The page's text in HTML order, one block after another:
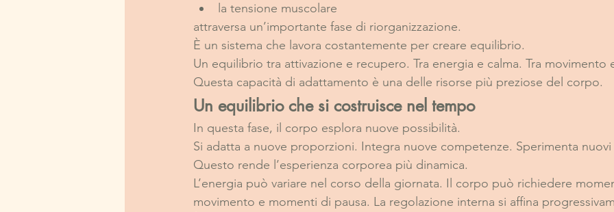
la tensione muscolare
attraversa un’importante fase di riorganizzazione.
È un sistema che lavora costantemente per creare equilibrio.
Un equilibrio tra attivazione e recupero. Tra energia e calma. Tra movimento
Questa capacità di adattamento è una delle risorse più preziose del corpo.
Un equilibrio che si costruisce nel tempo
In questa fase, il corpo esplora nuove possibilità.
Si adatta a nuove proporzioni. Integra nuove competenze. Sperimenta nuovi
Questo rende l’esperienza corporea più dinamica.
L’energia può variare nel corso della giornata. Il corpo può richiedere
movimento e momenti di pausa. La regolazione interna si affina